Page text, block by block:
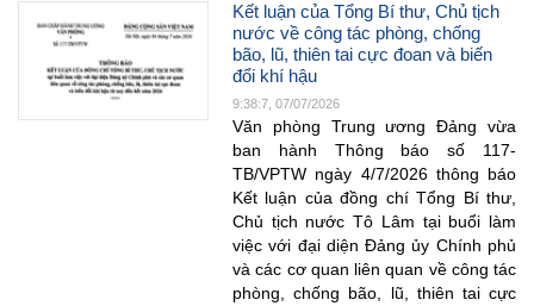
Kết luận của Tổng Bí thư, Chủ tịch
nước về công tác phòng, chống
bão, lũ, thiên tai cực đoan và biến
đổi khí hậu
9:38:7, 07/07/2026
Văn phòng Trung ương Đảng vừa
ban hành Thông báo số 117-
TB/VPTW ngày 4/7/2026 thông báo
Kết luận của đồng chí Tổng Bí thư,
Chủ tịch nước Tô Lâm tại buổi làm
việc với đại diện Đảng ủy Chính phủ
và các cơ quan liên quan về công tác
phòng, chống bão, lũ, thiên tai cực